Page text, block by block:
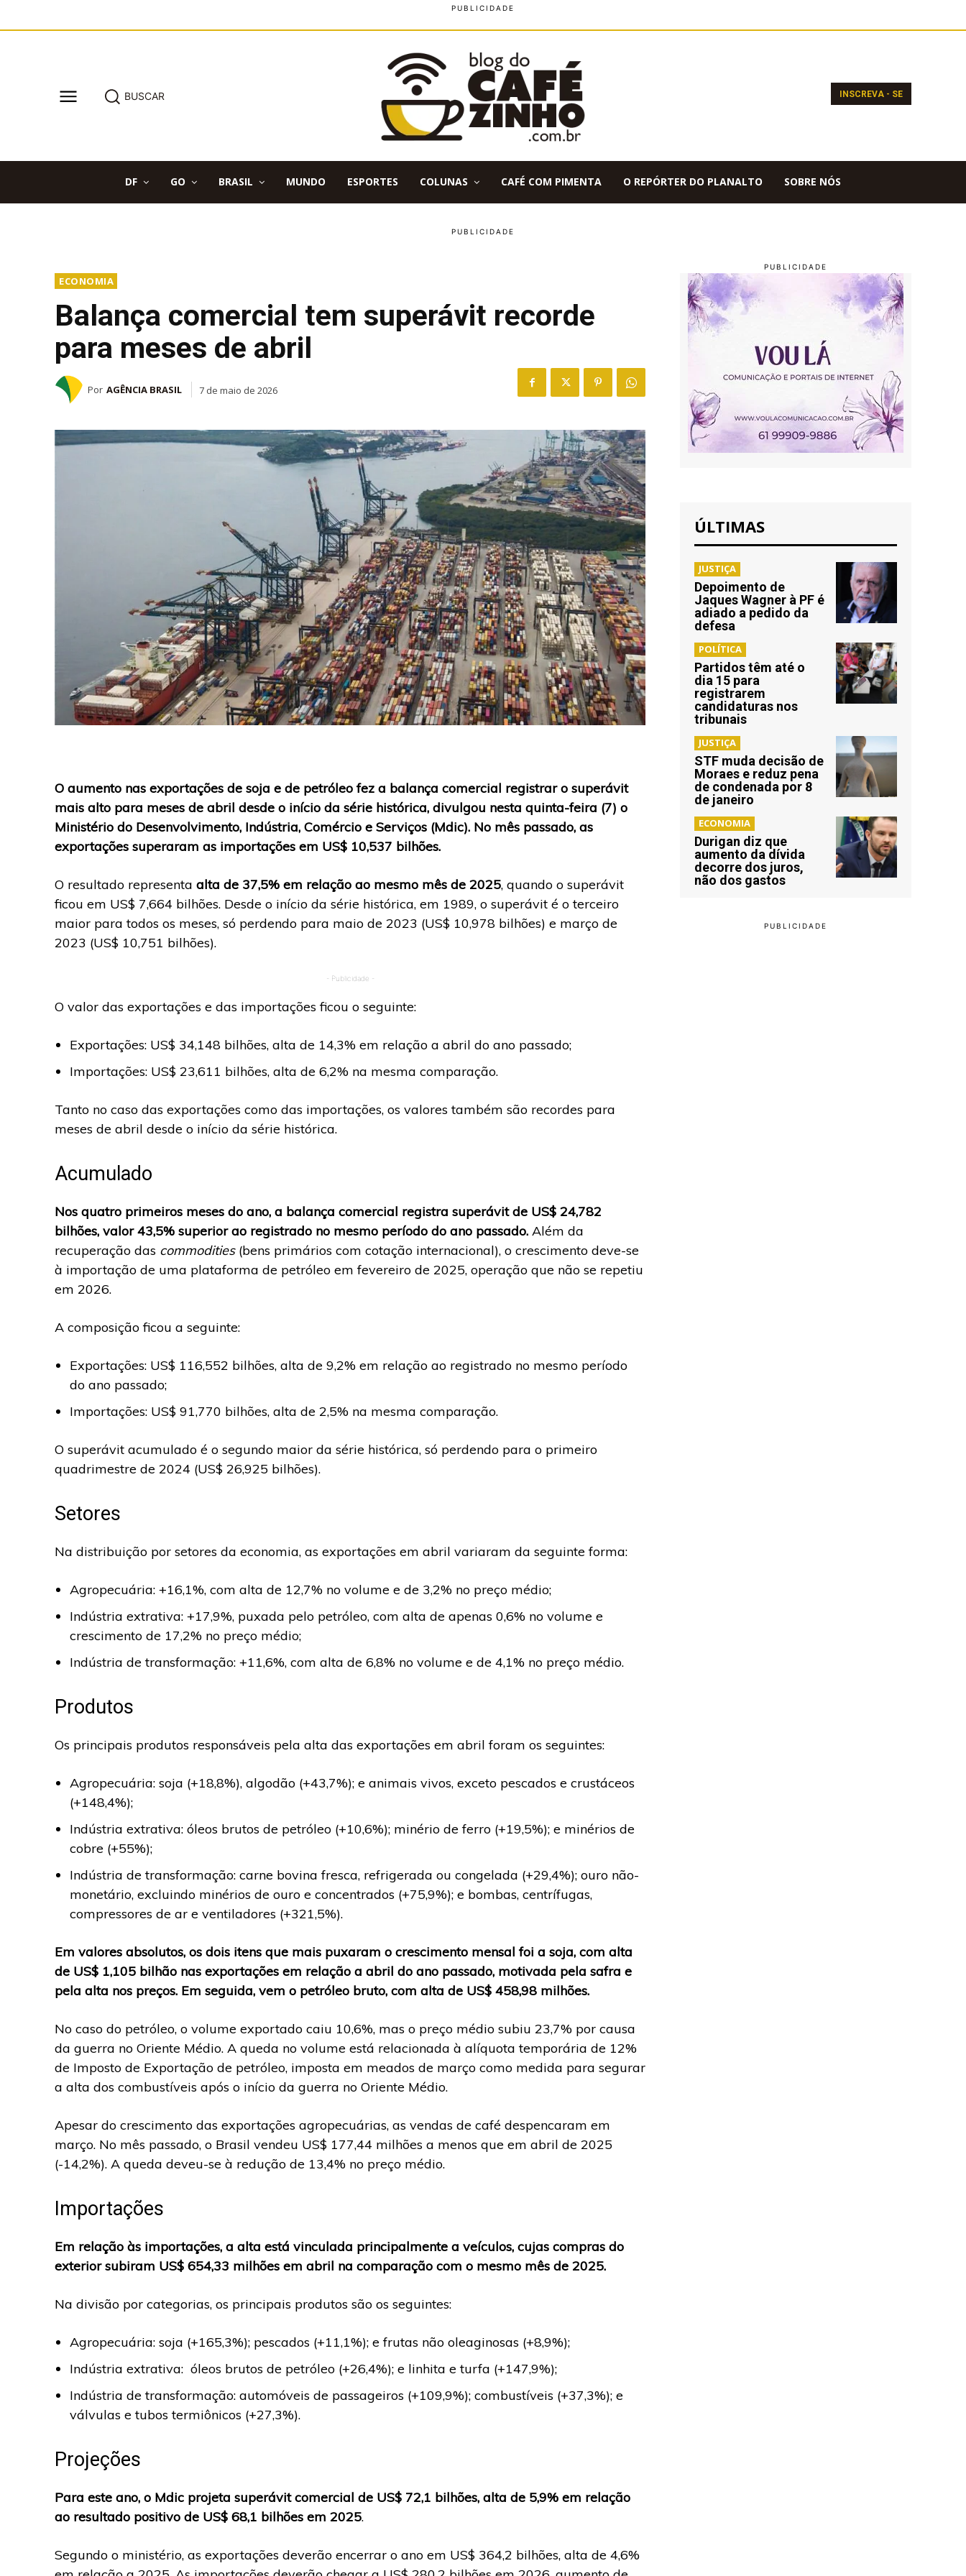
BUSCAR INSCREVA - SE
DF GO BRASIL MUNDO ESPORTES COLUNAS CAFÉ COM PIMENTA O REPÓRTER DO PLANALTO SOBRE NÓS
ECONOMIA
Balança comercial tem superávit recorde
para meses de abril
Por AGÊNCIA BRASIL 7 de maio de 2026
O aumento nas exportações de soja e de petróleo fez a balança comercial registrar o superávit
mais alto para meses de abril desde o início da série histórica, divulgou nesta quinta-feira (7) o
Ministério do Desenvolvimento, Indústria, Comércio e Serviços (Mdic). No mês passado, as
exportações superaram as importações em US$ 10,537 bilhões.
O resultado representa alta de 37,5% em relação ao mesmo mês de 2025, quando o superávit
ficou em US$ 7,664 bilhões. Desde o início da série histórica, em 1989, o superávit é o terceiro
maior para todos os meses, só perdendo para maio de 2023 (US$ 10,978 bilhões) e março de
2023 (US$ 10,751 bilhões).
- Publicidade -
O valor das exportações e das importações ficou o seguinte:
Exportações: US$ 34,148 bilhões, alta de 14,3% em relação a abril do ano passado;
Importações: US$ 23,611 bilhões, alta de 6,2% na mesma comparação.
Tanto no caso das exportações como das importações, os valores também são recordes para
meses de abril desde o início da série histórica.
Acumulado
Nos quatro primeiros meses do ano, a balança comercial registra superávit de US$ 24,782
bilhões, valor 43,5% superior ao registrado no mesmo período do ano passado. Além da
recuperação das commodities(bens primários com cotação internacional), o crescimento deve-se
à importação de uma plataforma de petróleo em fevereiro de 2025, operação que não se repetiu
em 2026.
A composição ficou a seguinte:
Exportações: US$ 116,552 bilhões, alta de 9,2% em relação ao registrado no mesmo período
do ano passado;
Importações: US$ 91,770 bilhões, alta de 2,5% na mesma comparação.
O superávit acumulado é o segundo maior da série histórica, só perdendo para o primeiro
quadrimestre de 2024 (US$ 26,925 bilhões).
Setores
Na distribuição por setores da economia, as exportações em abril variaram da seguinte forma:
Agropecuária: +16,1%, com alta de 12,7% no volume e de 3,2% no preço médio;
Indústria extrativa: +17,9%, puxada pelo petróleo, com alta de apenas 0,6% no volume e
crescimento de 17,2% no preço médio;
Indústria de transformação: +11,6%, com alta de 6,8% no volume e de 4,1% no preço médio.
Produtos
Os principais produtos responsáveis pela alta das exportações em abril foram os seguintes:
Agropecuária: soja (+18,8%), algodão (+43,7%); e animais vivos, exceto pescados e crustáceos
(+148,4%);
Indústria extrativa: óleos brutos de petróleo (+10,6%); minério de ferro (+19,5%); e minérios de
cobre (+55%);
Indústria de transformação: carne bovina fresca, refrigerada ou congelada (+29,4%); ouro não-
monetário, excluindo minérios de ouro e concentrados (+75,9%); e bombas, centrífugas,
compressores de ar e ventiladores (+321,5%).
Em valores absolutos, os dois itens que mais puxaram o crescimento mensal foi a soja, com alta
de US$ 1,105 bilhão nas exportações em relação a abril do ano passado, motivada pela safra e
pela alta nos preços. Em seguida, vem o petróleo bruto, com alta de US$ 458,98 milhões.
No caso do petróleo, o volume exportado caiu 10,6%, mas o preço médio subiu 23,7% por causa
da guerra no Oriente Médio. A queda no volume está relacionada à alíquota temporária de 12%
de Imposto de Exportação de petróleo, imposta em meados de março como medida para segurar
a alta dos combustíveis após o início da guerra no Oriente Médio.
Apesar do crescimento das exportações agropecuárias, as vendas de café despencaram em
março. No mês passado, o Brasil vendeu US$ 177,44 milhões a menos que em abril de 2025
(-14,2%). A queda deveu-se à redução de 13,4% no preço médio.
Importações
Em relação às importações, a alta está vinculada principalmente a veículos, cujas compras do
exterior subiram US$ 654,33 milhões em abril na comparação com o mesmo mês de 2025.
Na divisão por categorias, os principais produtos são os seguintes:
Agropecuária: soja (+165,3%); pescados (+11,1%); e frutas não oleaginosas (+8,9%);
Indústria extrativa: óleos brutos de petróleo (+26,4%); e linhita e turfa (+147,9%);
Indústria de transformação: automóveis de passageiros (+109,9%); combustíveis (+37,3%); e
válvulas e tubos termiônicos (+27,3%).
Projeções
Para este ano, o Mdic projeta superávit comercial de US$ 72,1 bilhões, alta de 5,9% em relação
ao resultado positivo de US$ 68,1 bilhões em 2025.
Segundo o ministério, as exportações deverão encerrar o ano em US$ 364,2 bilhões, alta de 4,6%
ÚLTIMAS
JUSTIÇA
Depoimento de
Jaques Wagner à PF é
adiado a pedido da
defesa
POLÍTICA
Partidos têm até o
dia 15 para
registrarem
candidaturas nos
tribunais
JUSTIÇA
STF muda decisão de
Moraes e reduz pena
de condenada por 8
de janeiro
ECONOMIA
Durigan diz que
aumento da dívida
decorre dos juros,
não dos gastos